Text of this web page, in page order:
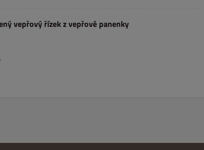
vepřový řízek z vepřové panenky